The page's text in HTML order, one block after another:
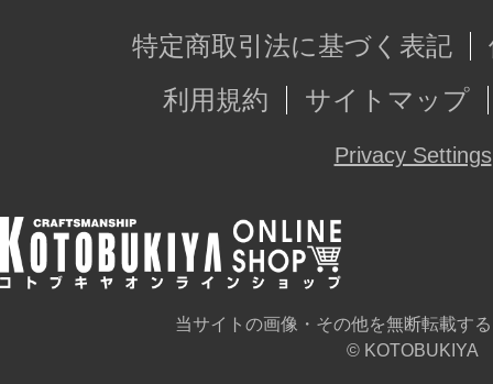
マブラヴ アンリミテッド ザ・デイ
https://muvluv.com/tda
※本製品は再生産品となります。
※画像は試作品です。実際の商品と
ます。また、撮影用に塗装されてお
※本製品はお客様ご自身で組み立て
特定商取引法に基づく表記
利用規約
サイトマップ
Privacy Settings
当サイトの画像・その他を無断転載す
© KOTOBUKIYA